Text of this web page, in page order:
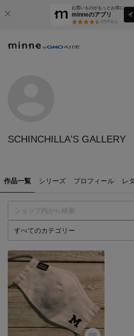
お買いものがもっとお得に
minneのアプリ
3万件以上
SCHINCHILLA'S GALLERY
作品一覧 シリーズ プロフィール レ